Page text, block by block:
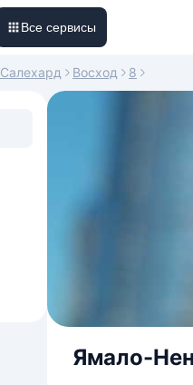
Все сервисы
Салехард Восход 8
Ямало-